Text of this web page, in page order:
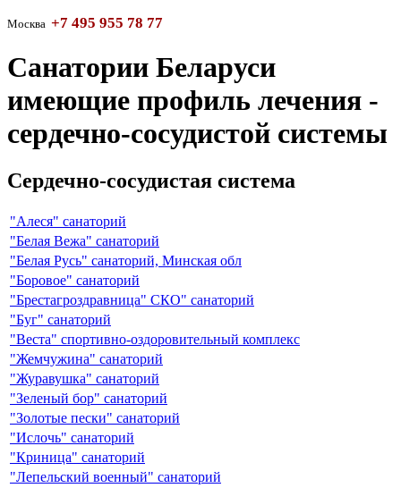
Москва +7 495 955 78 77
Санатории Беларуси
имеющие профиль лечения -
сердечно-сосудистой системы
Сердечно-сосудистая система
"Алеся" санаторий
"Белая Вежа" санаторий
"Белая Русь" санаторий, Минская обл
"Боровое" санаторий
"Брестагроздравница" СКО" санаторий
"Буг" санаторий
"Веста" спортивно-оздоровительный комплекс
"Жемчужина" санаторий
"Журавушка" санаторий
"Зеленый бор" санаторий
"Золотые пески" санаторий
"Ислочь" санаторий
"Криница" санаторий
"Лепельский военный" санаторий